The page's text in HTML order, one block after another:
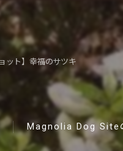
ット】幸福のサツキ
Magnolia Dog Site